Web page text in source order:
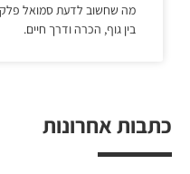
כתבות אחרונות
מה שחשוב לדעת סמואל
בין גוף, הכרה ודרך חיים.